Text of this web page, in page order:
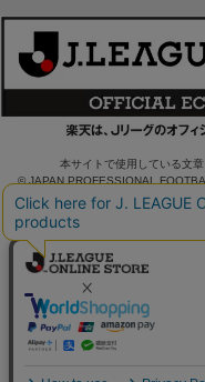
本サイトで使用している文
© JAPAN PROFESSIONAL